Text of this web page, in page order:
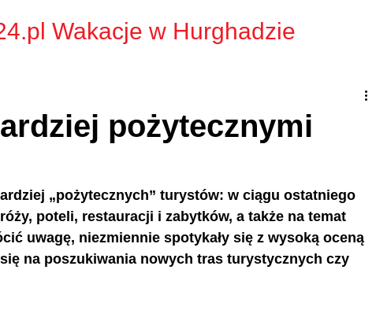
Wakacje w Hurghadzie
pożytecznymi
„pożytecznych” turystów: w ciągu ostatniego
рoteli, restauracji i zabytków, a także na temat
uwagę, niezmiennie spotykały się z wysoką oceną
na poszukiwania nowych tras turystycznych czy